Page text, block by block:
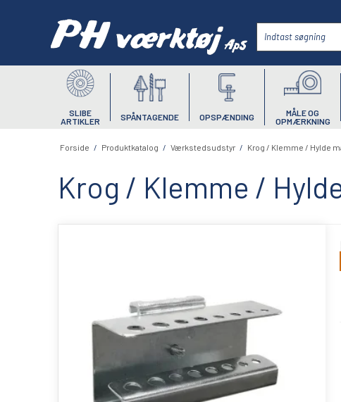
SLIBE
ARTIKLER
SPÅNTAGENDE OPSPÆNDING
MÅLE OG
OPMÆRKNING
Forside / Produktkatalog / Værkstedsudstyr / Krog / Klemme / Hylde
Krog / Klemme /